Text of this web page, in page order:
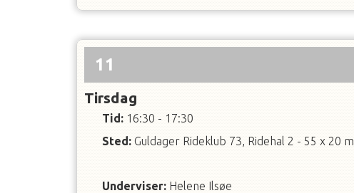
11
Tirsdag
Tid: 16:30 - 17:30
Sted: Guldager Rideklub 73, Ridehal 2 - 55 x 20 m
Underviser: Helene Ilsøe